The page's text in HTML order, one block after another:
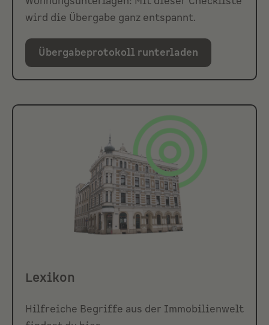
wird die Übergabe ganz entspannt.
Übergabeprotokoll runterladen
Lexikon
Hilfreiche Begriffe aus der Immobilienwelt